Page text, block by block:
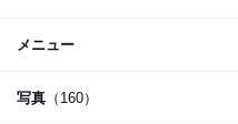
メニュー
写真 （160）